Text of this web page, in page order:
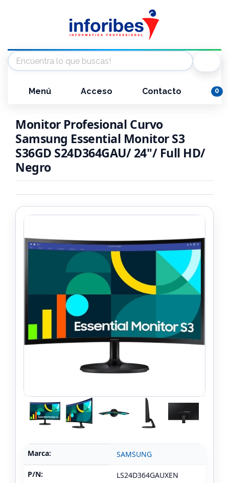
Menú Acceso Contacto 0
Monitor Profesional Curvo
Samsung Essential Monitor S3
S36GD S24D364GAU/ 24"/ Full HD/
Negro
Marca: SAMSUNG
P/N: LS24D364GAUXEN